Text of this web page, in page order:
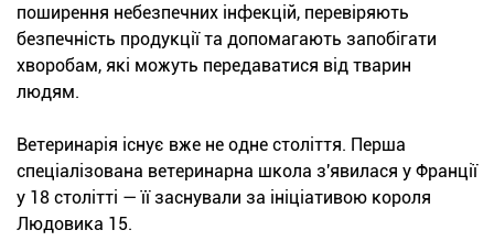
поширення небезпечних інфекцій, перевіряють
безпечність продукції та допомагають запобігати
хворобам, які можуть передаватися від тварин
людям.
Ветеринарія існує вже не одне століття. Перша
спеціалізована ветеринарна школа з'явилася у Франції
у 18 столітті — її заснували за ініціативою короля
Людовика 15.